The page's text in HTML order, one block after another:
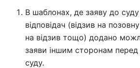
В шаблонах, де заяву до
відповідач (відзив на
на відзив тощо) додано
заяви іншим сторонам
суду.